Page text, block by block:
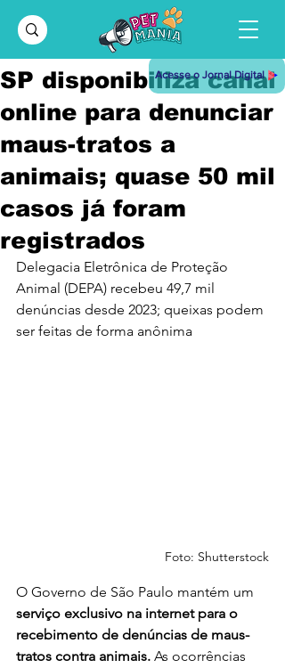
Acesse o Jornal Digital
SP disponibiliza canal
online para denunciar
maus-tratos a
animais; quase 50 mil
casos já foram
registrados
Delegacia Eletrônica de Proteção
Animal (DEPA) recebeu 49,7 mil
denúncias desde 2023; queixas podem
ser feitas de forma anônima
Foto: Shutterstock
O Governo de São Paulo mantém um
serviço exclusivo na internet para o
recebimento de denúncias de maus-
tratos contra animais. As ocorrências